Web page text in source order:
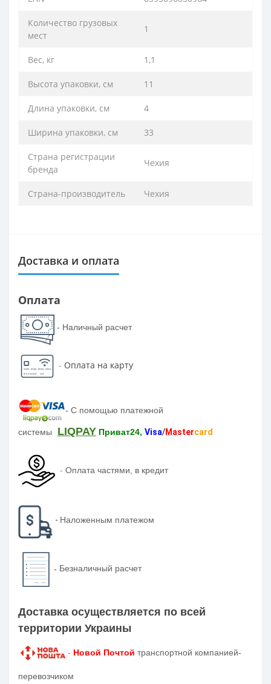
Количество грузовых
мест
1
Вес, кг 1,1
Высота упаковки, см 11
Длина упаковки, см 4
Ширина упаковки, см 33
Страна регистрации
бренда
Чехия
Страна-производитель Чехия
Доставка и оплата
Оплата
- Наличный расчет
- Оплата на карту
- С помощью платежной
системы LIQPAY Приват24, Visa/Mastercard
- Оплата частями, в кредит
- Наложенным платежом
- Безналичный расчет
Доставка осуществляется по всей
территории Украины
- Новой Почтой транспортной компанией-
перевозчиком